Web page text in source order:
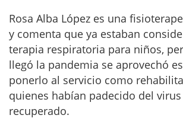
Rosa Alba López es una
y comenta que ya estaban
terapia respiratoria para niños,
llegó la pandemia se aprovechó
ponerlo al servicio como
quienes habían padecido del
recuperado.